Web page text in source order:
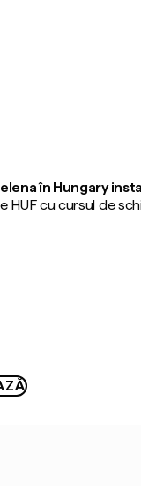
în Hungary
HUF cu cursul de